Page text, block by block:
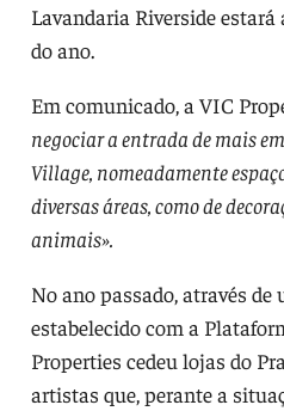
Lavandaria Riverside
do ano.
Em comunicado, a VIC
negociar a entrada de mais
Village, nomeadamente
diversas áreas, como de
animais».
No ano passado, através
estabelecido com a
Properties cedeu lojas do
artistas que, perante a